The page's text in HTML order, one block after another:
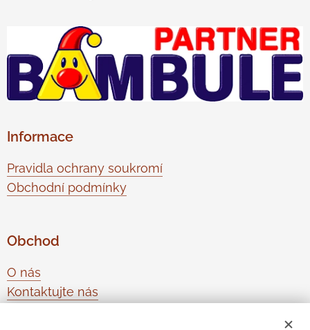
Informace
Pravidla ochrany soukromí
Obchodní podmínky
Obchod
O nás
Kontaktujte nás